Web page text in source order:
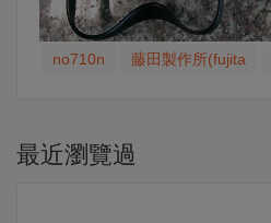
no710n 藤田製作所(fujita
最近瀏覽過